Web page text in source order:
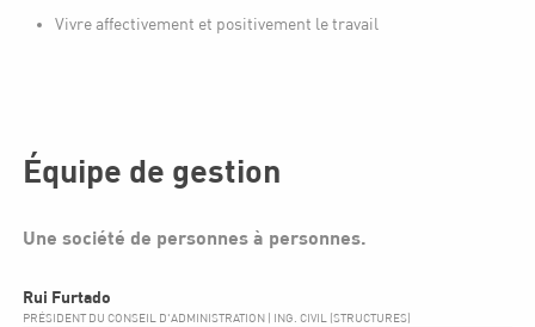
Vivre affectivement et positivement le travail
Équipe de gestion
Une société de personnes à personnes.
Rui Furtado
PRÉSIDENT DU CONSEIL D'ADMINISTRATION | ING. CIVIL (STRUCTURES)